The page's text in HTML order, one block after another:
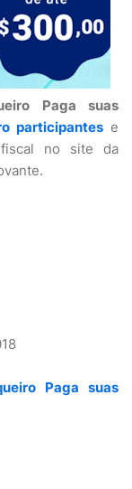
Paga suas
participantese
no site da
Paga suas